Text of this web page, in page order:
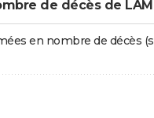
de décès de
en nombre de décès